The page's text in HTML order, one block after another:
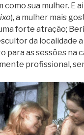
como sua mulher. E
), a mulher mais
forte atração;
da localidade
para as sessões na
profissional,